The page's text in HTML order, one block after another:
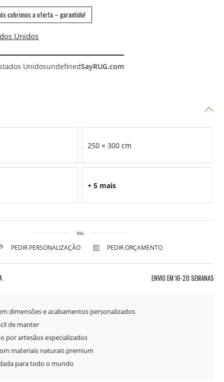
cobrimos a oferta – garantido!
UnidosundefinedSayRUG.com
250 × 300 cm
+ 5 mais
ou
PEDIR PERSONALIZAÇÃO
PEDIR ORÇAMENTO
ENVIO EM 16-20 SEMANAS
dimensões e acabamentos personalizados
de manter
por artesãos especializados
materiais naturais premium
para todo o mundo